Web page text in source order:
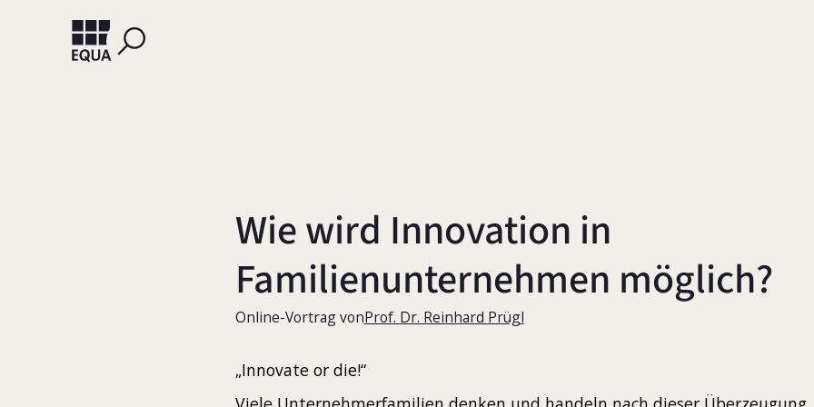
Wie wird Innovation in
Familienunternehmen möglich?
Online-Vortrag vonProf. Dr. Reinhard Prügl
„Innovate or die!“